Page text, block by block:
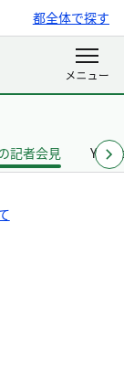
都全体で探す
記者会見